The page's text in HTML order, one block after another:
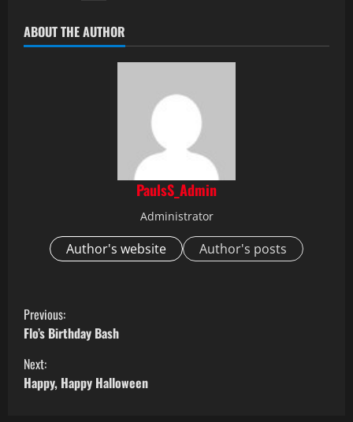
ABOUT THE AUTHOR
PaulsS_Admin
Administrator
Author's website Author's posts
C
o
n
Previous:
Flo’s Birthday Bash
Next:
Happy, Happy Halloween